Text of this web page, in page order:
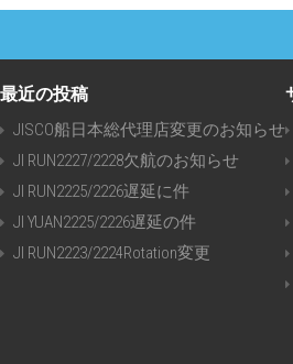
最近の投稿
JISCO船日本総代理店変更のお知らせ
JI RUN2227/2228欠航のお知らせ
JI RUN2225/2226遅延に件
JI YUAN2225/2226遅延の件
JI RUN2223/2224Rotation変更